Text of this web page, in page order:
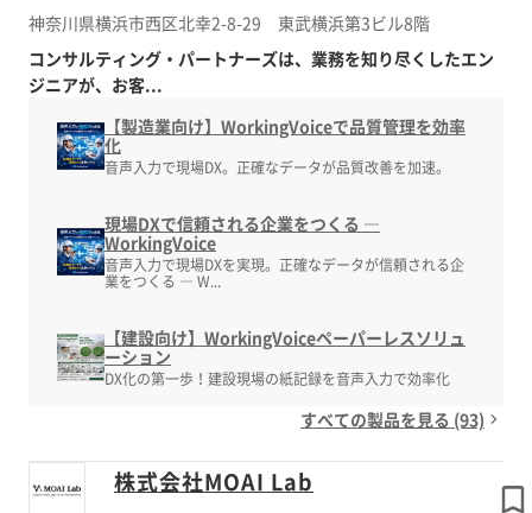
神奈川県横浜市西区北幸2-8-29 東武横浜第3ビル8階
コンサルティング・パートナーズは、業務を知り尽くしたエン
ジニアが、お客...
【製造業向け】WorkingVoiceで品質管理を効率
化
音声入力で現場DX。正確なデータが品質改善を加速。
現場DXで信頼される企業をつくる ―
WorkingVoice
音声入力で現場DXを実現。正確なデータが信頼される企
業をつくる ― W...
【建設向け】WorkingVoiceペーパーレスソリュ
ーション
DX化の第一歩！建設現場の紙記録を音声入力で効率化
すべての製品を見る (93)
株式会社MOAI Lab